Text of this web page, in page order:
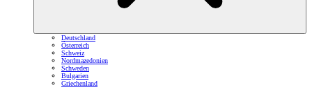
Deutschland
Österreich
Schweiz
Nordmazedonien
Schweden
Bulgarien
Griechenland